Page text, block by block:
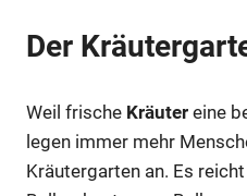
Der
Weil frische Kräuter eine
legen immer mehr
Kräutergarten an. Es